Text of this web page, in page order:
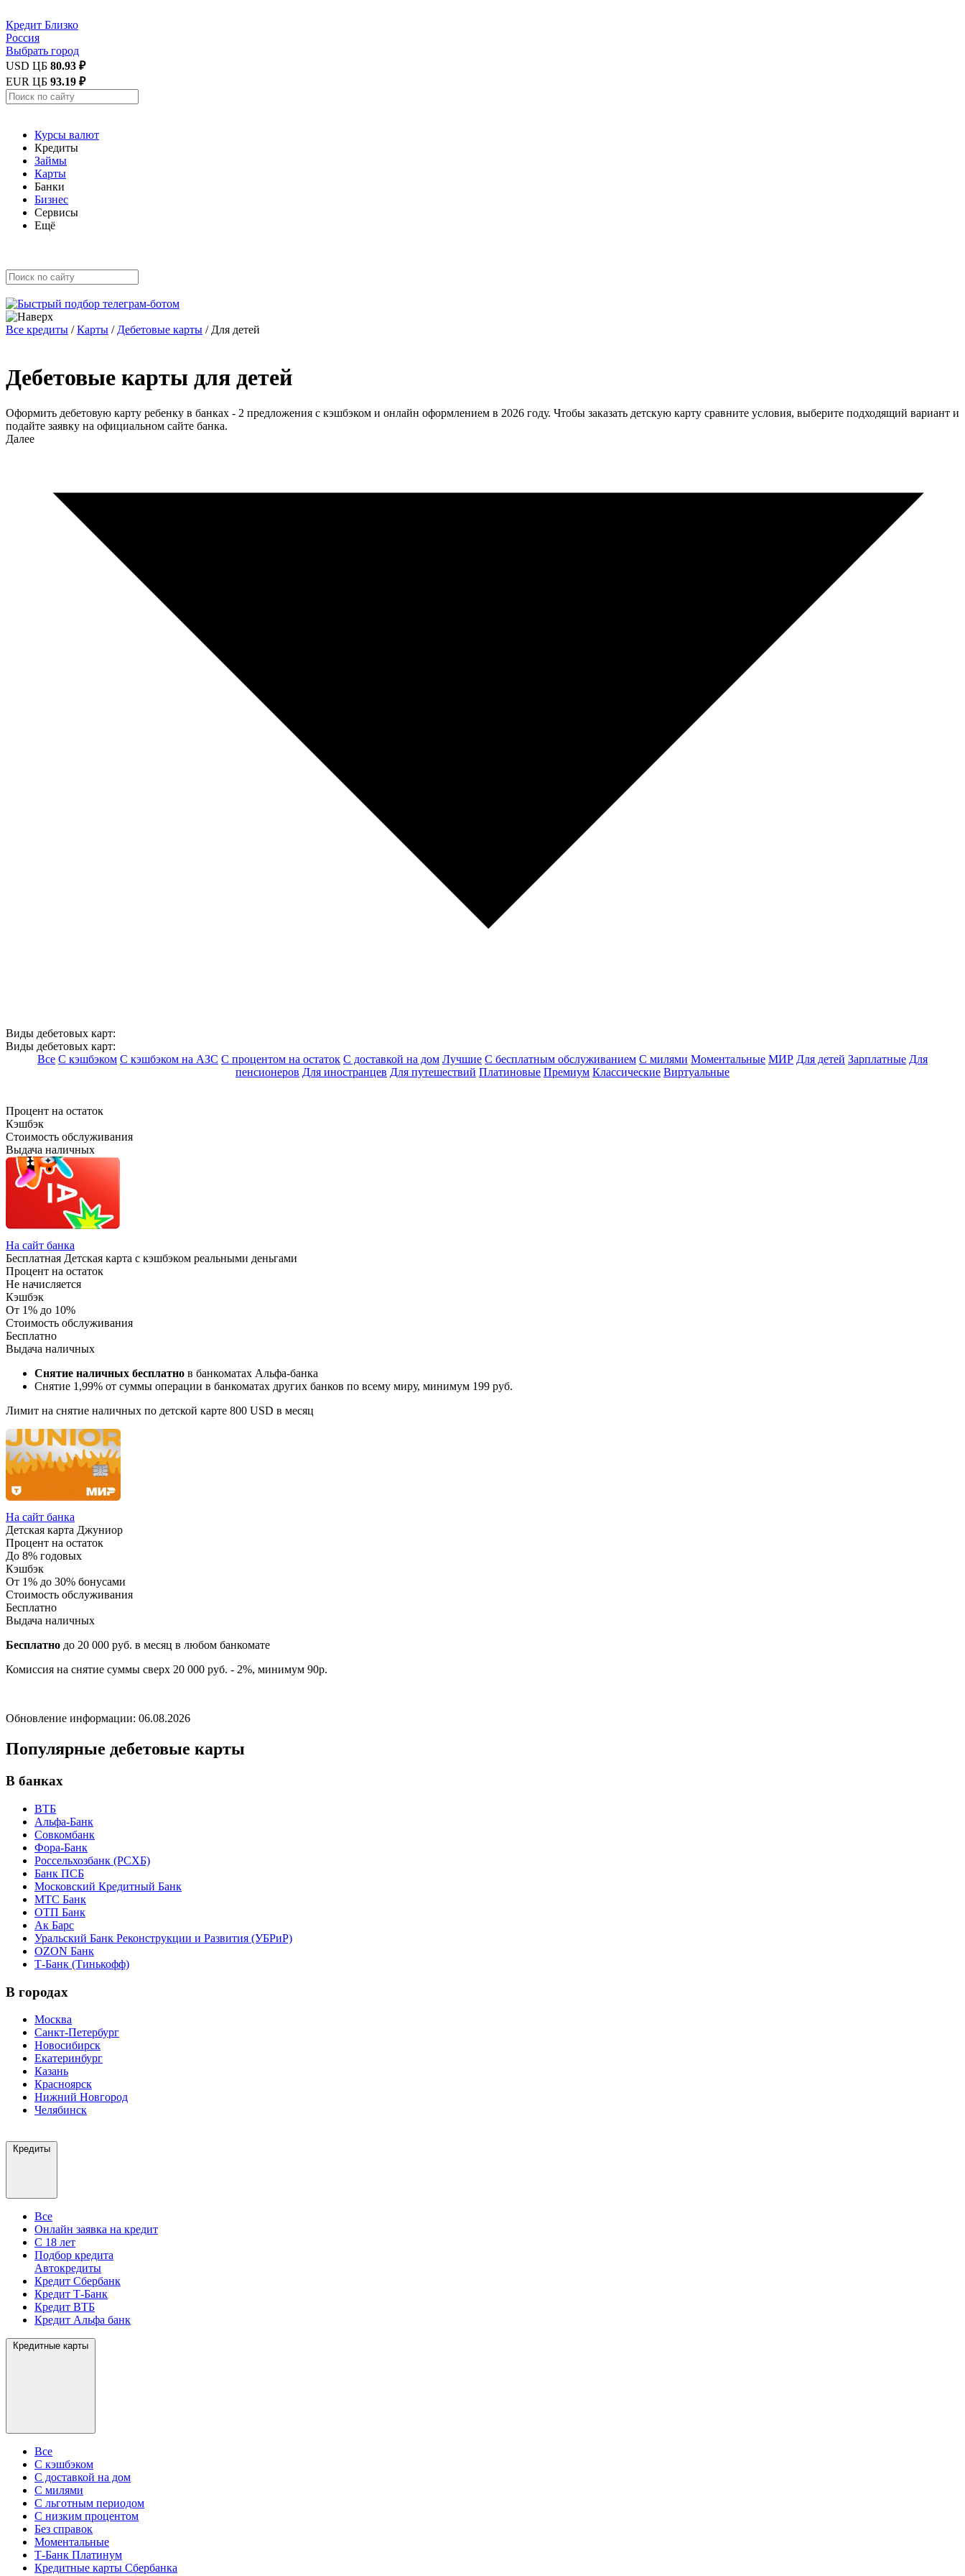
Кредит Близко
Россия
Выбрать город
USD ЦБ 80.93 ₽
EUR ЦБ 93.19 ₽
Курсы валют
Кредиты
Займы
Карты
Банки
Бизнес
Сервисы
Ещё
Все кредиты /Карты / Дебетовые карты / Для детей
Дебетовые карты для детей
Оформить дебетовую карту ребенку в банках - 2 предложения с кэшбэком и онлайн оформлением в 2026 году. Чтобы заказать детскую карту сравните условия, выберите подходящий вариант и
подайте заявку на официальном сайте банка.
Далее
Виды дебетовых карт:
Виды дебетовых карт:
Все С кэшбэком С кэшбэком на АЗС С процентом на остаток С доставкой на дом Лучшие С бесплатным обслуживанием С милями Моментальные МИР Для детей Зарплатные Для
пенсионеров Для иностранцев Для путешествий Платиновые Премиум Классические Виртуальные
Процент на остаток
Кэшбэк
Стоимость обслуживания
Выдача наличных
На сайт банка
Бесплатная Детская карта с кэшбэком реальными деньгами
Процент на остаток
Не начисляется
Кэшбэк
От 1% до 10%
Стоимость обслуживания
Бесплатно
Выдача наличных
Снятие наличных бесплатно в банкоматах Альфа-банка
Снятие 1,99% от суммы операции в банкоматах других банков по всему миру, минимум 199 руб.
Лимит на снятие наличных по детской карте 800 USD в месяц
На сайт банка
Детская карта Джуниор
Процент на остаток
До 8% годовых
Кэшбэк
От 1% до 30% бонусами
Стоимость обслуживания
Бесплатно
Выдача наличных
Бесплатно до 20 000 руб. в месяц в любом банкомате
Комиссия на снятие суммы сверх 20 000 руб. - 2%, минимум 90р.
Обновление информации: 06.08.2026
Популярные дебетовые карты
В банках
ВТБ
Альфа-Банк
Совкомбанк
Фора-Банк
Россельхозбанк (РСХБ)
Банк ПСБ
Московский Кредитный Банк
МТС Банк
ОТП Банк
Ак Барс
Уральский Банк Реконструкции и Развития (УБРиР)
OZON Банк
Т-Банк (Тинькофф)
В городах
Москва
Санкт-Петербург
Новосибирск
Екатеринбург
Казань
Красноярск
Нижний Новгород
Челябинск
Кредиты
Все
Онлайн заявка на кредит
С 18 лет
Подбор кредита
Автокредиты
Кредит Сбербанк
Кредит Т-Банк
Кредит ВТБ
Кредит Альфа банк
Кредитные карты
Все
С кэшбэком
С доставкой на дом
С милями
С льготным периодом
С низким процентом
Без справок
Моментальные
Т-Банк Платинум
Кредитные карты Сбербанка